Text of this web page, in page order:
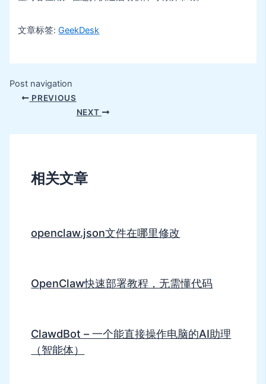
文章标签:GeekDesk
Post navigation
PREVIOUS
NEXT
相关文章
openclaw.json文件在哪里修改
OpenClaw快速部署教程，无需懂代码
ClawdBot – 一个能直接操作电脑的AI助理
（智能体）